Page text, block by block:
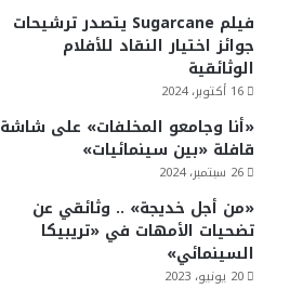
فيلم Sugarcane يتصدر ترشيحات
جوائز اختيار النقاد للأفلام
الوثائقية
16 أكتوبر، 2024
«أنا وجامعو المخلفات» على شاشة
قافلة «بين سينمائيات»
26 سبتمبر، 2024
«من أجل خديجة» .. وثائقي عن
تضحيات الأمهات في «تريبيكا
السينمائي»
20 يونيو، 2023